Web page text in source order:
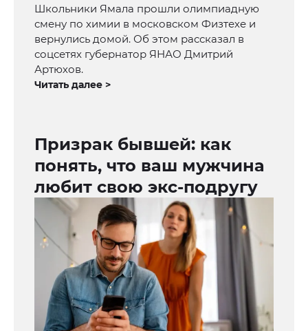
Школьники Ямала прошли олимпиадную
смену по химии в московском Физтехе и
вернулись домой. Об этом рассказал в
соцсетях губернатор ЯНАО Дмитрий
Артюхов.
Читать далее >
Призрак бывшей: как
понять, что ваш мужчина
любит свою экс-подругу